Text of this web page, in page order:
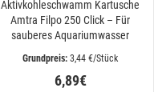
Aktivkohleschwamm Kartusche
Amtra Filpo 250 Click – Für
sauberes Aquariumwasser
3,44 €/Stück
6,89€